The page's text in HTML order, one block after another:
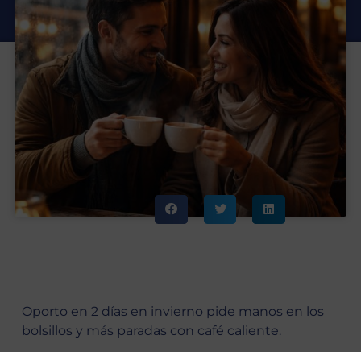
Oporto en 2 días en invierno pide manos en los
bolsillos y más paradas con café caliente.